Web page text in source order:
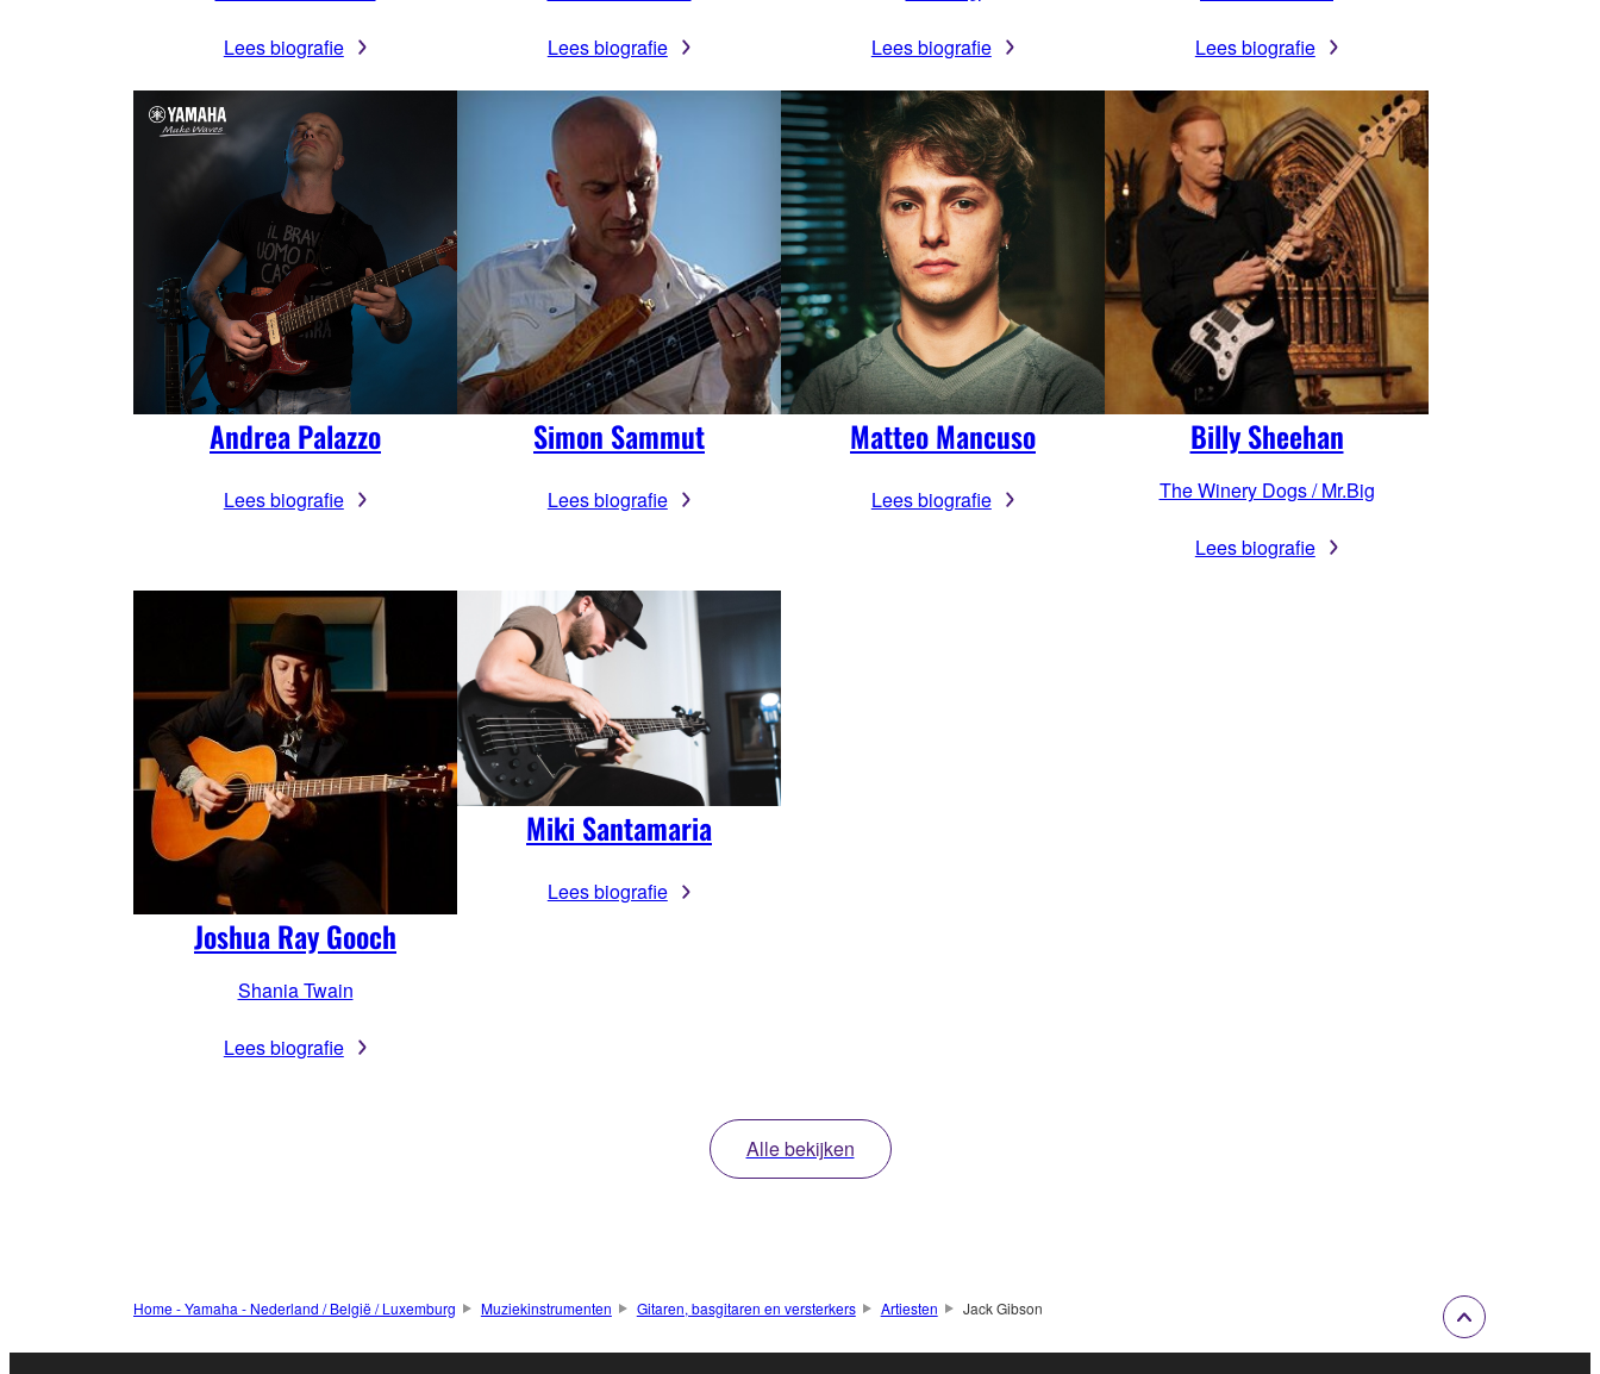
Lees biografie Lees biografie Lees biografie Lees biografie
Andrea Palazzo
Lees biografie
Simon Sammut
Lees biografie
Matteo Mancuso
Lees biografie
Billy Sheehan
The Winery Dogs / Mr.Big
Lees biografie
Joshua Ray Gooch
Shania Twain
Lees biografie
Miki Santamaria
Lees biografie
Alle bekijken
Home - Yamaha - Nederland / België / Luxemburg Muziekinstrumenten Gitaren, basgitaren en versterkers Artiesten Jack Gibson